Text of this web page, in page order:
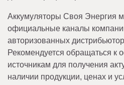
Аккумуляторы Своя Энергия
официальные каналы
авторизованных
Рекомендуется обращаться к
источникам для получения
наличии продукции, ценах и